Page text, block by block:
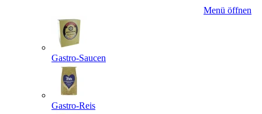
Menü öffnen
Gastro-Saucen
Gastro-Reis